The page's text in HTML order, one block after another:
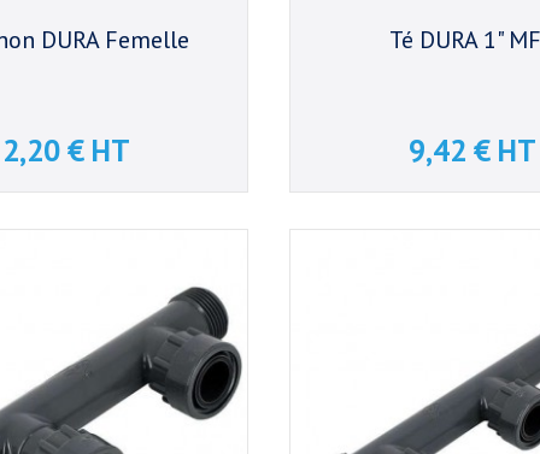
DURA Femelle
Prix
2,20 € HT
Té DURA 1"
Prix
9,42 € HT